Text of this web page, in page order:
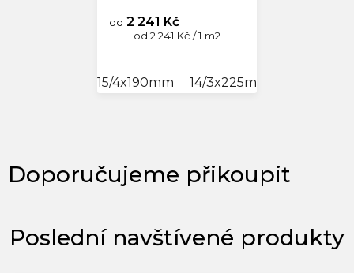
od 2 241 Kč
Měrná
od 2 241 Kč / 1 m2
15/4x190mm 14/3x225mm
Poslední navštívené produkty